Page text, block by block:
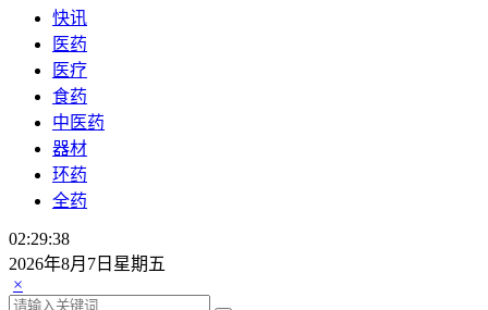
快讯
医药
医疗
食药
中医药
器材
环药
全药
02:29:38
2026年8月7日星期五
×